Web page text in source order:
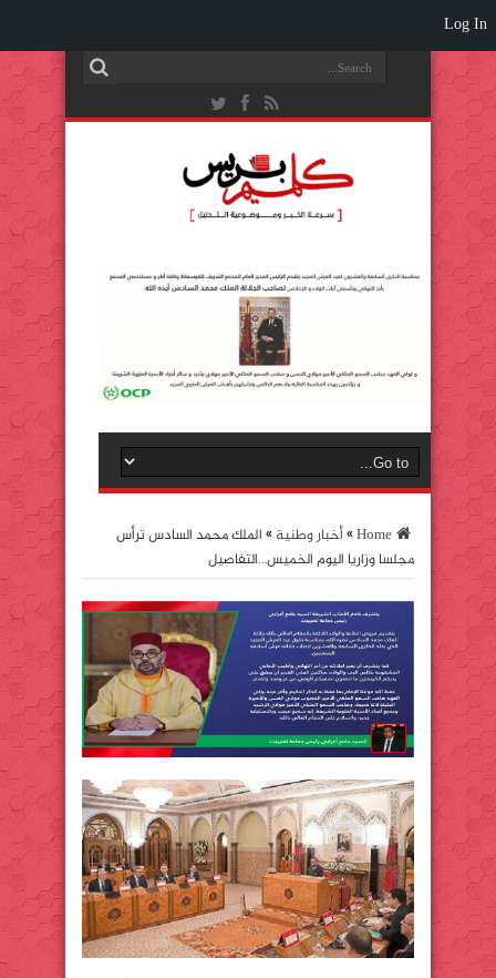
Home
»أخبار وطنية»الملك محمد السادس ترأس
مجلسا وزاريا اليوم الخميس…التفاصيل
Log In